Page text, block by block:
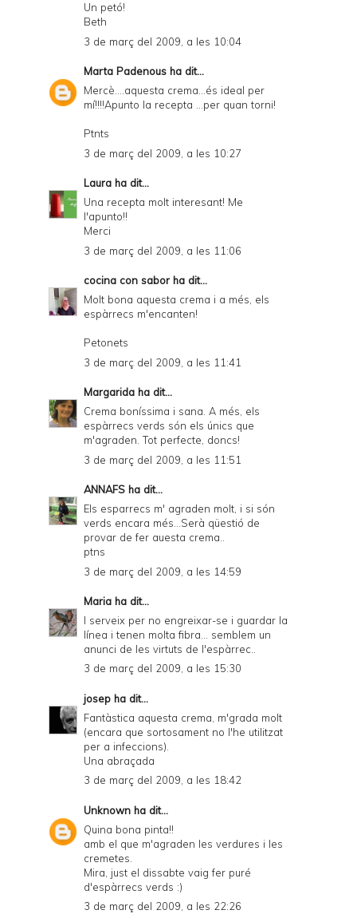
a
n
P
D
Un petó!
Beth
3 de març del 2009, a les 10:04
Marta Padenous ha dit...
Mercè....aquesta crema...és ideal per
mí!!!!Apunto la recepta ...per quan torni!
Ptnts
3 de març del 2009, a les 10:27
Laura ha dit...
Una recepta molt interesant! Me
l'apunto!!
Merci
3 de març del 2009, a les 11:06
cocina con sabor ha dit...
Molt bona aquesta crema i a més, els
espàrrecs m'encanten!
Petonets
3 de març del 2009, a les 11:41
Margarida ha dit...
Crema boníssima i sana. A més, els
espàrrecs verds són els únics que
m'agraden. Tot perfecte, doncs!
3 de març del 2009, a les 11:51
ANNAFS ha dit...
Els esparrecs m' agraden molt, i si són
verds encara més...Serà qüestió de
provar de fer auesta crema..
ptns
3 de març del 2009, a les 14:59
Maria ha dit...
I serveix per no engreixar-se i guardar la
línea i tenen molta fibra... semblem un
anunci de les virtuts de l'espàrrec..
3 de març del 2009, a les 15:30
josep ha dit...
Fantàstica aquesta crema, m'grada molt
(encara que sortosament no l'he utilitzat
per a infeccions).
Una abraçada
3 de març del 2009, a les 18:42
Unknown ha dit...
Quina bona pinta!!
amb el que m'agraden les verdures i les
cremetes.
Mira, just el dissabte vaig fer puré
d'espàrrecs verds :)
3 de març del 2009, a les 22:26